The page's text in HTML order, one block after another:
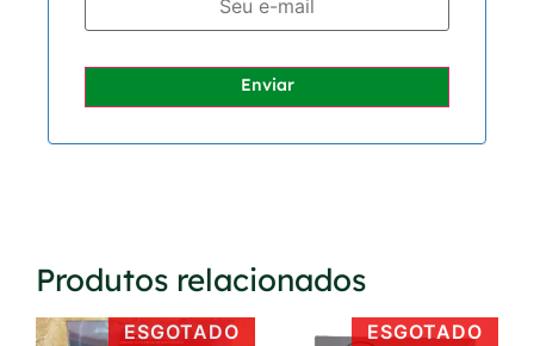
Enviar
Produtos relacionados
ESGOTADO ESGOTADO